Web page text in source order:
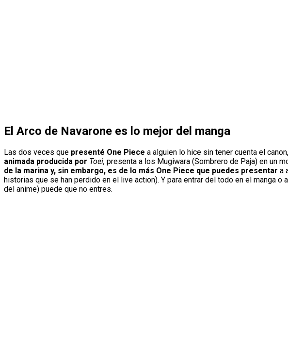
El Arco de Navarone es lo mejor del manga
Las dos veces que presenté One Piece a alguien lo hice sin tener cuenta el
animada producida por Toei, presenta a los Mugiwara (Sombrero de Paja) en un
de la marina y, sin embargo, es de lo más One Piece que puedes presentar a
historias que se han perdido en el live action). Y para entrar del todo en el manga
del anime) puede que no entres.